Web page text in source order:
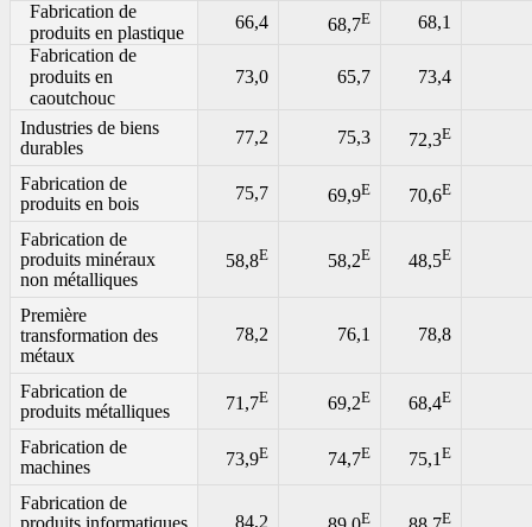
Fabrication de
produits en plastique
66,4 68,7E
68,1
Fabrication de
produits en
caoutchouc
73,0 65,7 73,4
Industries de biens
durables
77,2 75,3 72,3E
Fabrication de
produits en bois
75,7 69,9E 70,6E
Fabrication de
produits minéraux
non métalliques
58,8E 58,2E 48,5E
Première
transformation des
métaux
78,2 76,1 78,8
Fabrication de
produits métalliques
71,7E 69,2E 68,4E
Fabrication de
machines
73,9E 74,7E 75,1E
Fabrication de
84,2 E E